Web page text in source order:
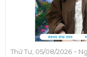
Thứ Tư, 05/08/2026 -